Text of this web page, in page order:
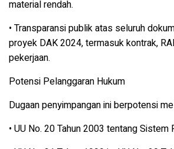
material rendah.
• Transparansi publik atas seluruh
proyek DAK 2024, termasuk kontrak,
pekerjaan.
Potensi Pelanggaran Hukum
Dugaan penyimpangan ini berpotensi
• UU No. 20 Tahun 2003 tentang